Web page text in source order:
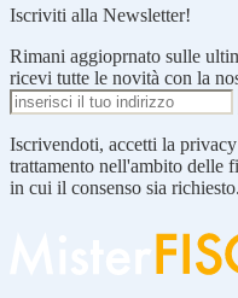
Iscriviti alla Newsletter!
Rimani aggioprnato sulle
ricevi tutte le novità con la
Iscrivendoti, accetti la
trattamento nell'ambito delle
in cui il consenso sia richiesto.